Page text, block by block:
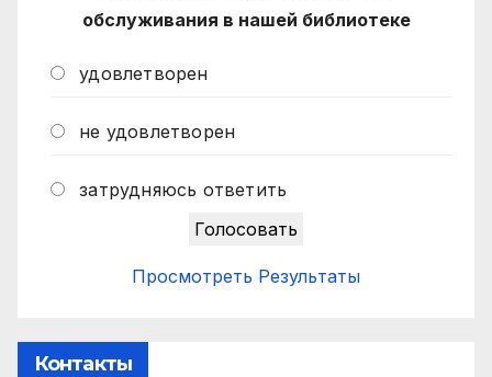
обслуживания в нашей библиотеке
удовлетворен
не удовлетворен
затрудняюсь ответить
Просмотреть Результаты
Контакты